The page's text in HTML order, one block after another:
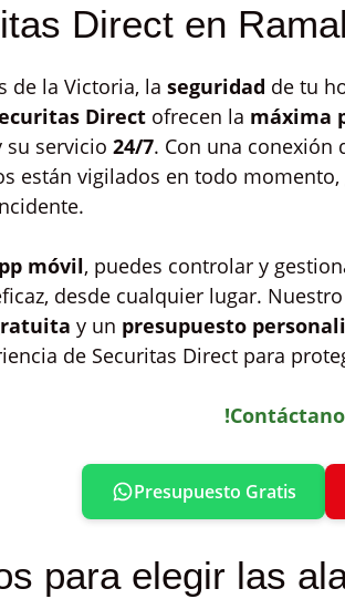
Direct en
de la Victoria, la seguridad de tu
Direct ofrecen la máxima
su servicio 24/7. Con una conexión
están vigilados en todo
móvil, puedes controlar y
desde cualquier lugar.
y un presupuesto
de Securitas Direct para
Presupuesto Gratis
para elegir las